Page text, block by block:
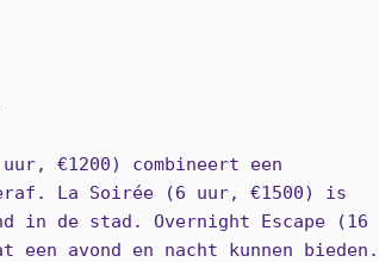
€1200) combineert een
La Soirée (6 uur, €1500) is
in de stad. Overnight Escape (16
avond en nacht kunnen bieden.